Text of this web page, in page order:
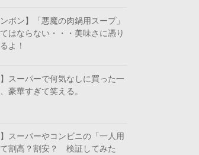
ンボン】「悪魔の肉鍋用スープ」
はならない・・・美味さに憑り
よ！
】スーパーで何気なしに買った一
豪華すぎて笑える。
】スーパーやコンビニの「一人用
割高？割安？ 検証してみた